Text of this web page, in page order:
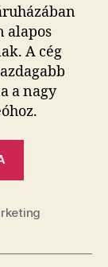
alapos
A cég
a nagy
a
készült